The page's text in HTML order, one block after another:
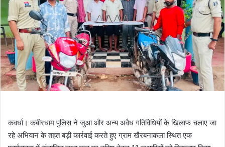
कवर्धा। कबीरधाम पुलिस ने जुआ और अन्य अवैध गतिविधियों के खिलाफ चलाए जा
रहे अभियान के तहत बड़ी कार्रवाई करते हुए ग्राम खैरबनाकला स्थित एक